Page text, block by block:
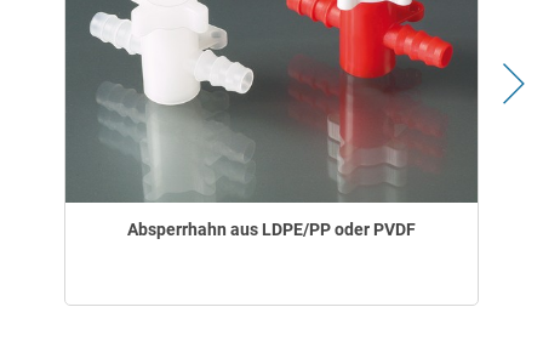
Absperrhahn aus LDPE/PP oder PVDF